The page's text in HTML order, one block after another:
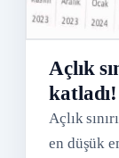
Açlık
katladı!
Açlık
en düşük